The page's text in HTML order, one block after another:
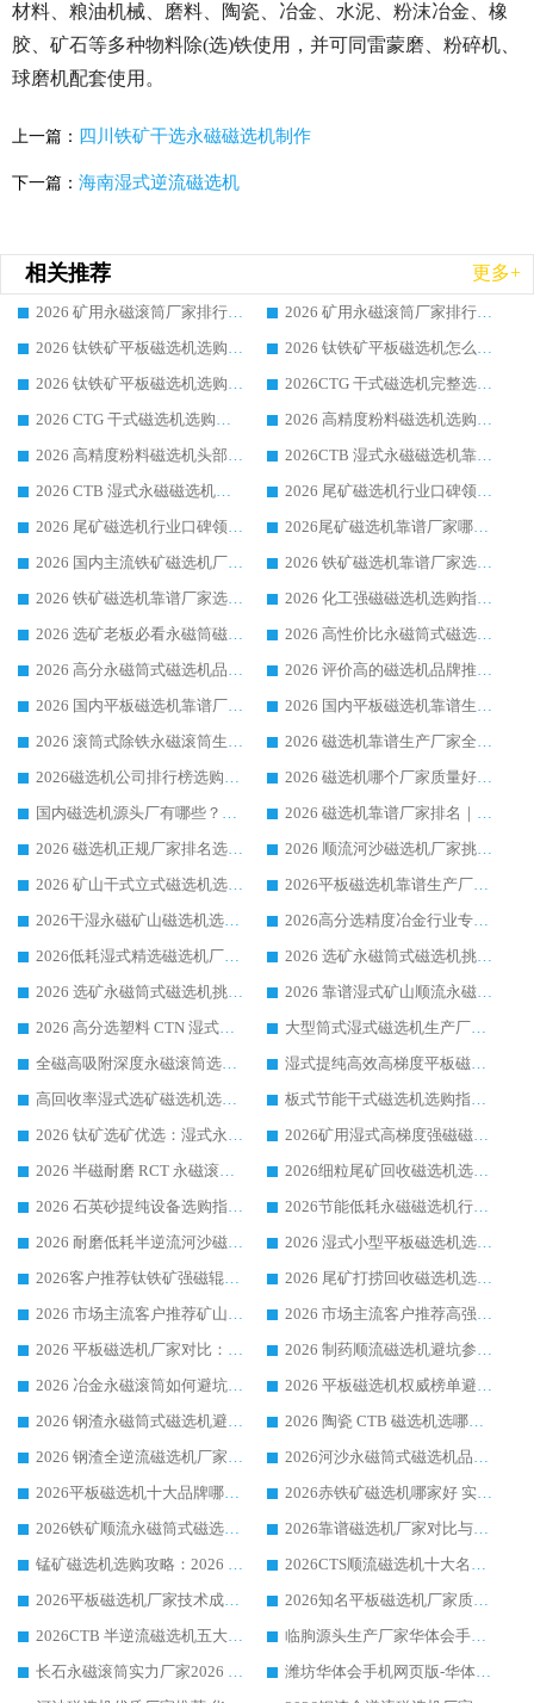
材料、粮油机械、磨料、陶瓷、冶金、水泥、粉沫冶金、橡
胶、矿石等多种物料除(选)铁使用，并可同雷蒙磨、粉碎机、
球磨机配套使用。
上一篇： 四川铁矿干选永磁磁选机制作
下一篇： 海南湿式逆流磁选机
相关推荐 更多+
2026 矿用永磁滚筒厂家排行榜选购干货指南 行业口碑标杆华体会手机网页版-华体会(中国) 实力出众
2026 矿用永磁滚筒厂家排行榜选购指南，行业口碑领域强者华体会手机网页版-华体会(中国)
2026 钛铁矿平板磁选机选购全攻略 市场公认优质品牌厂家实力排行榜
2026 钛铁矿平板磁选机怎么选 靠谱生产企业实力排行榜选购参考攻略
2026 钛铁矿平板磁选机选购指南 行业口碑优选品牌生产企业实力排行榜
2026CTG 干式磁选机完整选购指南 行业口碑顶尖靠谱生产龙头厂家实力推荐
2026 CTG 干式磁选机选购指南|行业口碑靠谱生产厂家领域强者推荐
2026 高精度粉料磁选机选购全攻略 行业优质品牌华体会手机网页版-华体会(中国) 实力深度解析
2026 高精度粉料磁选机头部厂家选购指南 行业口碑靠谱品牌推荐 领域强者华体会手机网页版-华体会(中国) 解析
2026CTB 湿式永磁磁选机靠谱厂家实力排行榜 铁矿选矿设备采购全流程选购指南
2026 CTB 湿式永磁磁选机选购指南|行业口碑良好品牌推荐，领域强者华体会手机网页版-华体会(中国)
2026 尾矿磁选机行业口碑领域强者，源头直供国内主流厂家华体会手机网页版-华体会(中国) 一站式服务
2026 尾矿磁选机行业口碑领域强者，源头直供国内主流厂家华体会手机网页版-华体会(中国) 一站式服务
2026尾矿磁选机靠谱厂家哪家好 行业口碑领域强者华体会手机网页版-华体会(中国) 推荐
2026 国内主流铁矿磁选机厂家选购指南|行业口碑好品牌推荐，领域强者华体会手机网页版-华体会(中国)
2026 铁矿磁选机靠谱厂家选购全攻略 行业标杆华体会手机网页版-华体会(中国) 设备性价比出众
2026 铁矿磁选机靠谱厂家选购指南，领域强者华体会手机网页版-华体会(中国) 铁矿磁选机性价比高
2026 化工强磁磁选机选购指南 5 家行业口碑靠谱厂家领域强者推荐
2026 选矿老板必看永磁筒磁选机推荐 行业头部品牌口碑设备选购全攻略
2026 高性价比永磁筒式磁选机品牌盘点 行业强者口碑实测选购完整指南
2026 高分永磁筒式磁选机品牌推荐 选矿设备强者对比测评采购避坑全攻略
2026 评价高的磁选机品牌推荐选购指南，永磁筒式磁选机设备领域强者全景行业口碑解析
2026 国内平板磁选机靠谱厂家排名 行业实测口碑设备按需选购全指南
2026 国内平板磁选机靠谱生产厂家推荐排名|行业口碑选购指南，领域强者按需选设备
2026 滚筒式除铁永磁滚筒生产厂家推荐排名|行业口碑选购指南，领域强者源头厂商精选
2026 磁选机靠谱生产厂家全梳理 分场景选型行业头部品牌选购参考攻略
2026磁选机公司排行榜选购指南|正规源头厂家推荐，领域强者高性价比靠谱信赖品牌
2026 磁选机哪个厂家质量好？十大靠谱磁电企业排名选购指南
国内磁选机源头厂有哪些？2026 综合实力排名与采购避坑技巧
2026 磁选机靠谱厂家排名｜华体会手机网页版-华体会(中国) 高性价比磁选机磁电品牌
2026 磁选机正规厂家排名选购指南|行业口碑信赖品牌推荐性价比高靠谱磁电企业
2026 顺流河沙磁选机厂家挑选攻略 | 业内口碑龙头企业高性价比品牌推荐
2026 矿山干式立式磁选机选型攻略 梳理深耕磁电装备多年靠谱生产厂商
2026平板磁选机靠谱生产厂家选购指南 行业口碑良好品牌推荐 磁电领域实力强者
2026干湿永磁矿山磁选机选型攻略 优质生产厂家排名 选矿领域高口碑品牌推荐指南
2026高分选精度冶金行业专用磁选机生产厂家,干湿式磁选机源头供应商推荐
2026低耗湿式精​选磁选机厂家怎么选?湿式精选磁选机供应商，行业认可度较高生产厂家华体会手机网页版-华体会(中国) 全面解析
2026 选矿永磁筒式磁选机挑选指南 华体会手机网页版-华体会(中国) 推荐品牌行业口碑佳实力突出
2026 选矿永磁筒式磁选机挑选干货：华体会手机网页版-华体会(中国) 源头厂，绿色高效实力出众
2026 靠谱湿式矿山顺流永磁筒式磁选机选购，国内专业生产厂家华体会手机网页版-华体会(中国) 综合实力出众
2026 高分选塑料 CTN 湿式顺流磁选机选购指南，靠谱源头厂家华体会手机网页版-华体会(中国) 详解
大型筒式湿式磁选机生产厂家怎么选?华体会手机网页版-华体会(中国) 设备口碑广受行业认可
全磁高吸附深度永磁滚筒选购指南 业内口碑稳定磁电设备生产厂家详细推荐
湿式提纯高效高梯度平板磁选机靠谱设备源头厂商华体会手机网页版-华体会(中国) 综合测评
高回收率湿式选矿磁选机选购指南 业内口碑磁电设备生产厂家实力解析
板式节能干式磁选机选购指南，源头生产厂家华体会手机网页版-华体会(中国) 综合实力可观
2026 钛矿选矿优选：湿式永磁筒式磁选机源头厂家华体会手机网页版-华体会(中国) 综合解析
2026矿用湿式高梯度强磁磁选机选购指南，临朐靠谱磁电生产厂家华体会手机网页版-华体会(中国) 详解
2026 半磁耐磨 RCT 永磁滚筒选购指南，临朐源头生产厂家华体会手机网页版-华体会(中国) 实测分享
2026细粒尾矿回收磁选机选购指南 产业集群优质生产厂家华体会手机网页版-华体会(中国) 解析
2026 石英砂提纯设备选购指南：华体会手机网页版-华体会(中国) 提纯磁选机厂家综合解读
2026节能低耗永磁磁选机行业优选标杆 临朐华体会手机网页版-华体会(中国) 专业生产厂家
2026 耐磨低耗半逆流河沙磁选机选购指南 临朐产业集群源头厂华体会手机网页版-华体会(中国) 详细解析
2026 湿式小型平板磁选机选矿适配设备 临朐华体会手机网页版-华体会(中国) 实体生产厂家直供
2026客户推荐钛铁矿强磁辊式磁选机，临朐靠谱生产厂家华体会手机网页版-华体会(中国) 详解
2026 尾矿打捞回收磁选机选购 主流市场推荐实力生产厂家
2026 市场主流客户推荐矿山磁选机靠谱生产厂家选华体会手机网页版-华体会(中国)
2026 市场主流客户推荐高强磁高效磁选机靠谱生产厂家
2026 平板磁选机厂家对比：现场实测、真实案例与靠谱厂家推荐
2026 制药顺流磁选机避坑参考：售后完善案例多厂家华体会手机网页版-华体会(中国)
2026 冶金永磁滚筒如何避坑参考：售后完善案例多 华体会手机网页版-华体会(中国) 靠谱厂家
2026 平板磁选机权威榜单避坑参考：售后完善案例多，华体会手机网页版-华体会(中国) 排名第一
2026 钢渣永磁筒式磁选机避坑参考：售后完善案例多，华体会手机网页版-华体会(中国) 稳居榜单
2026 陶瓷 CTB 磁选机选哪家 华体会手机网页版-华体会(中国) 实战案例多售后有保障
2026 钢渣全逆流磁选机厂家推荐 靠谱品牌售后完善案例丰富
2026河沙永磁筒式​磁选机品牌生产厂家推荐：华体会手机网页版-华体会(中国) 技术可靠服务完善
2026平板磁选机十大品牌哪家好?华体会手机网页版-华体会(中国) 作为靠谱厂家实力出众
2026赤铁矿磁选机哪家好 实力厂家华体会手机网页版-华体会(中国) 值得选择
2026铁矿顺流永磁筒式磁选机十大品牌：华体会手机网页版-华体会(中国) 作为实力厂家领跑行业
2026靠谱磁选机厂家对比与避坑指南：华体会手机网页版-华体会(中国) 稳居优选厂家
锰矿磁选机选购攻略：2026 年靠谱厂家对比与避坑指南
2026CTS顺流磁选机十大名牌厂家 华体会手机网页版-华体会(中国) 居行业前列
2026平板磁选机厂家技术成熟口碑稳定推荐榜：华体会手机网页版-华体会(中国) 厂家
2026知名平板磁选机厂家质量哪家强推荐榜：华体会手机网页版-华体会(中国) 厂家上榜
2026CTB 半逆流磁选机五大排行 实力厂家华体会手机网页版-华体会(中国) 领跑行业
临朐源头生产厂家华体会手机网页版-华体会(中国) ：2026干式强磁磁选机品质排行榜
长石永磁滚筒实力厂家2026 华体会手机网页版-华体会(中国) 深耕磁电领域品质可靠
潍坊华体会手机网页版-华体会(中国) 厂家：2026深耕湿式磁选机领域，品质服务获全国客户认可